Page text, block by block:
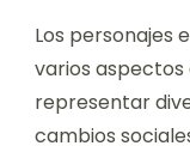
Los personajes
varios
representar
cambios